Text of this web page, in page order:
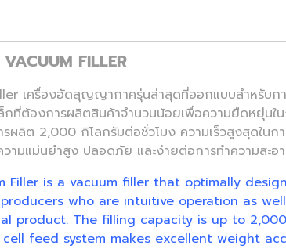
FILLER
เครื่องอัดสุญญากาศรุ่นล่าสุดที่ออกแบบสำหรับก
ล็กที่ต้องการผลิตสินค้าจำนวนน้อยเพื่อความยืดหยุ่
ผลิต 2,000 กิโลกรัมต่อชั่วโมง ความเร็วสูงสุดใ
ามแม่นยำสูง ปลอดภัย และง่ายต่อการทำความสะอ
Filler is a vacuum filler that optimally
who are intuitive operation as
product. The filling capacity is up to
feed system makes excellent weight